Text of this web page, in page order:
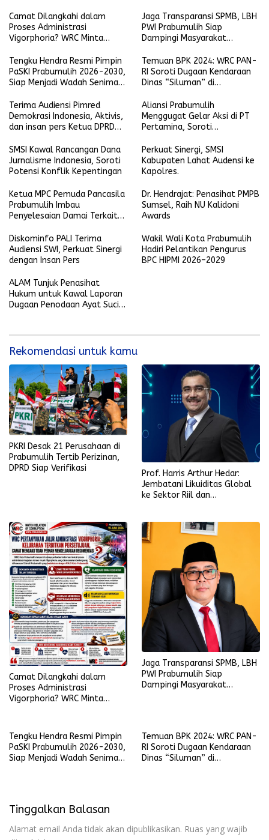
Komitmen Kawal Ekosistem
PFII
Camat Dilangkahi dalam
Proses Administrasi
Vigorphoria? WRC Minta
Jaga Transparansi SPMB, LBH
PWI Prabumulih Siap
Dampingi Masyarakat
Tengku Hendra Resmi Pimpin
PaSKI Prabumulih 2026-2030,
Siap Menjadi Wadah Seniman
Temuan BPK 2024: WRC PAN-
RI Soroti Dugaan Kendaraan
Dinas “Siluman” di
Prabumulih
Terima Audiensi Pimred
Demokrasi Indonesia, Aktivis,
dan insan pers Ketua DPRD
Regulasi Tenaga Kerja Lokal
Aliansi Prabumulih
Menggugat Gelar Aksi di PT
Pertamina, Soroti
SMSI Kawal Rancangan Dana
Jurnalisme Indonesia, Soroti
Potensi Konflik Kepentingan
Perkuat Sinergi, SMSI
Kabupaten Lahat Audensi ke
Kapolres.
Ketua MPC Pemuda Pancasila
Prabumulih Imbau
Penyelesaian Damai Terkait
Pegawai Wali Kota
Dr. Hendrajat: Penasihat PMPB
Sumsel, Raih NU Kalidoni
Awards
Diskominfo PALI Terima
Audiensi SWI, Perkuat Sinergi
dengan Insan Pers
Wakil Wali Kota Prabumulih
Hadiri Pelantikan Pengurus
BPC HIPMI 2026–2029
ALAM Tunjuk Penasihat
Hukum untuk Kawal Laporan
Dugaan Penodaan Ayat Suci
Rekomendasi untuk kamu
PKRI Desak 21 Perusahaan di
Prabumulih Tertib Perizinan,
DPRD Siap Verifikasi
Prof. Harris Arthur Hedar:
Jembatani Likuiditas Global
ke Sektor Riil dan
PFII
Camat Dilangkahi dalam
Proses Administrasi
Vigorphoria? WRC Minta
Jaga Transparansi SPMB, LBH
PWI Prabumulih Siap
Dampingi Masyarakat
Tengku Hendra Resmi Pimpin
PaSKI Prabumulih 2026-2030,
Siap Menjadi Wadah Seniman
Temuan BPK 2024: WRC PAN-
RI Soroti Dugaan Kendaraan
Dinas “Siluman” di
Tinggalkan Balasan
Alamat email Anda tidak akan dipublikasikan. Ruas yang wajib